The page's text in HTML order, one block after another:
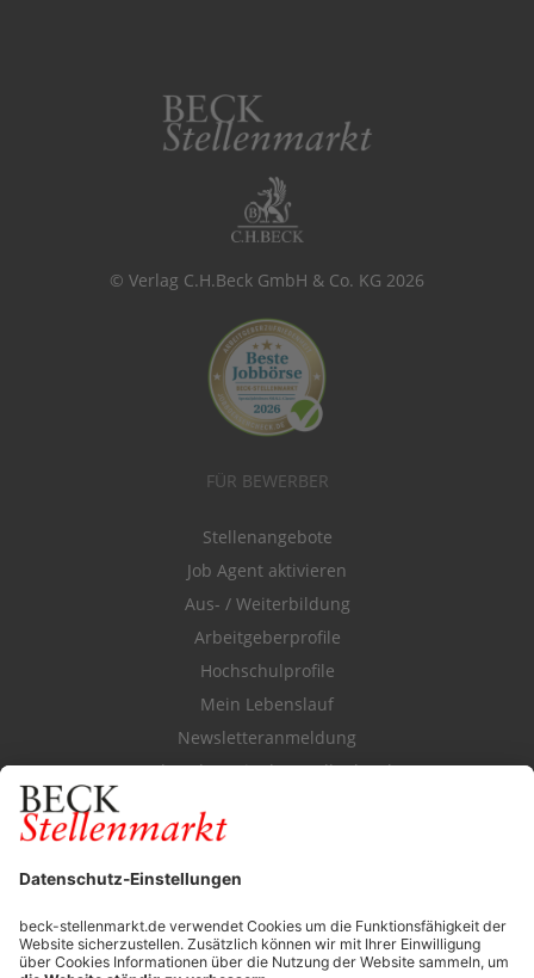
© Verlag C.H.Beck GmbH & Co. KG 2026
FÜR BEWERBER
Stellenangebote
Job Agent aktivieren
Aus- / Weiterbildung
Arbeitgeberprofile
Hochschulprofile
Mein Lebenslauf
Newsletteranmeldung
Durchsuchen Sie den Stellenkatalog
FÜR ARBEITGEBER
Stellenmarktpreise
Anzeigen-AGB
Media-Daten